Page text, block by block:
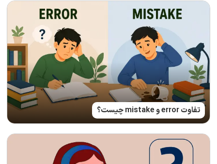
تفاوت error و mistake چیست؟